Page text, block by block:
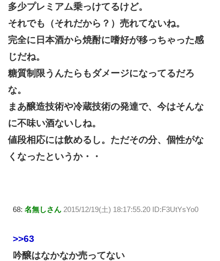
多少プレミアム乗っけてるけど。
それでも（それだから？）売れてないね。
完全に日本酒から焼酎に嗜好が移っちゃった感
じだね。
糖質制限うんたらもダメージになってるだろ
な。
まあ醸造技術や冷蔵技術の発達で、今はそんな
に不味い酒ないしね。
値段相応には飲めるし。ただその分、個性がな
くなったというか・・
68: 名無しさん 2015/12/19(土) 18:17:55.20 ID:F3UtYsYo0
>>63
吟醸はなかなか売ってない